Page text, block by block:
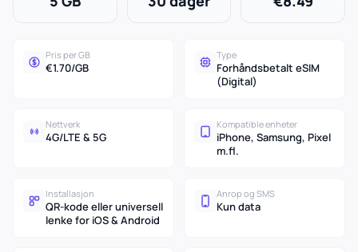
Pris per GB
€1.70/GB
Type
Forhåndsbetalt eSIM
(Digital)
Nettverk
4G/LTE & 5G
Kompatible enheter
iPhone, Samsung, Pixel
m.fl.
Installasjon
QR-kode eller universell
lenke for iOS & Android
Anrop og SMS
Kun data